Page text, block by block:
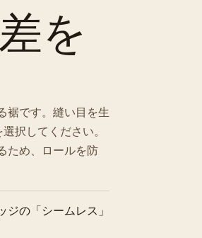
を
裾です。縫い目を生
択してください。
ため、ロールを防
の「シームレス」